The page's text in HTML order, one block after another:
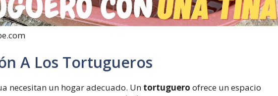
A Los Tortugueros
necesitan un hogar adecuado. Un tortuguero ofrece un espacio